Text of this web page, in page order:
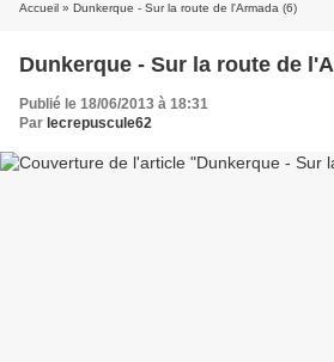
Accueil » Dunkerque - Sur la route de l'Armada (6)
Dunkerque - Sur la route de
Publié le 18/06/2013 à 18:31
Par lecrepuscule62